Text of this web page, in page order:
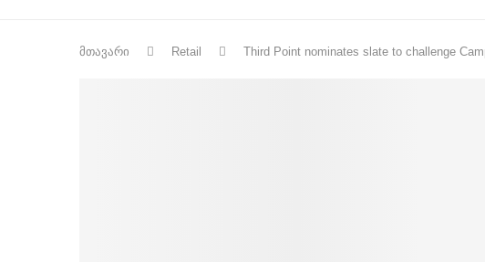
მთავარი Retail Third Point nominates slate to challenge